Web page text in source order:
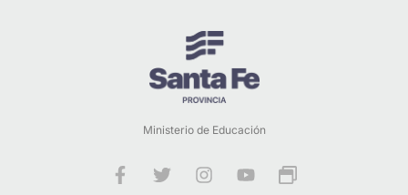
Ministerio de Educación